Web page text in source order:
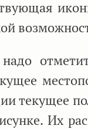
текущее
Их